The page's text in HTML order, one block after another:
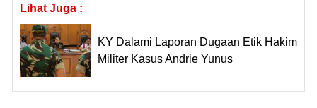
Lihat Juga :
KY Dalami Laporan Dugaan Etik Hakim
Militer Kasus Andrie Yunus